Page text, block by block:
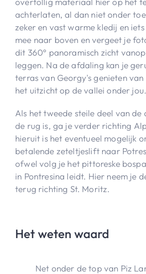
achterlaten, al dan niet onder
zeker en vast warme kledij en
mee naar boven en vergeet je
dit 360° panoramisch zicht
leggen. Na de afdaling kan je
terras van Georgy's genieten van
het uitzicht op de vallei onder jou.
Als het tweede steile deel van
de rug is, ga je verder richting
hieruit is het eventueel mogelijk
betalende zeteltjeslift naar
ofwel volg je het pittoreske
in Pontresina leidt. Hier neem je
terug richting St. Moritz.
Het weten waard
Net onder de top van Piz